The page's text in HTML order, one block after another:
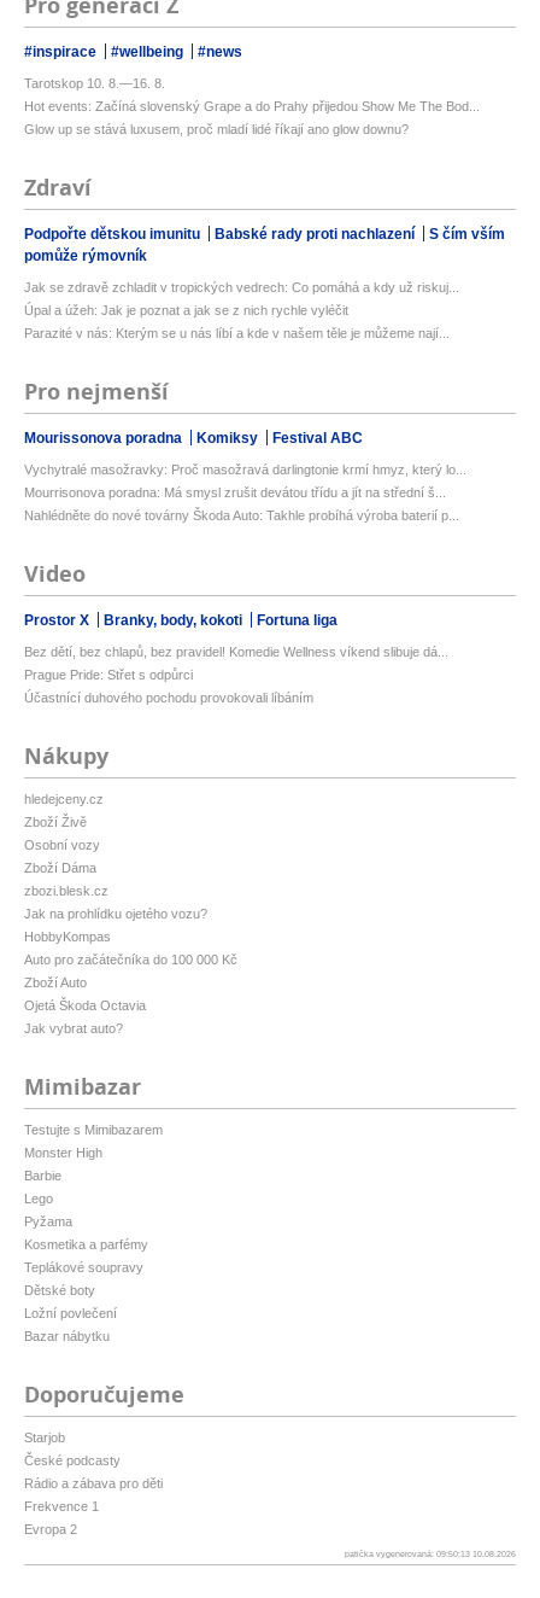
#inspirace #wellbeing #news
Tarotskop 10. 8.—16. 8.
Hot events: Začíná slovenský Grape a do Prahy přijedou Show Me The Bod...
Glow up se stává luxusem, proč mladí lidé říkají ano glow downu?
Zdraví
Podpořte dětskou imunitu Babské rady proti nachlazení
S čím vším
pomůže rýmovník
Jak se zdravě zchladit v tropických vedrech: Co pomáhá a kdy už riskuj...
Úpal a úžeh: Jak je poznat a jak se z nich rychle vyléčit
Parazité v nás: Kterým se u nás líbí a kde v našem těle je můžeme nají...
Pro nejmenší
Mourissonova poradna Komiksy Festival ABC
Vychytralé masožravky: Proč masožravá darlingtonie krmí hmyz, který lo...
Mourrisonova poradna: Má smysl zrušit devátou třídu a jít na střední š...
Nahlédněte do nové továrny Škoda Auto: Takhle probíhá výroba baterií p...
Video
Prostor X Branky, body, kokoti Fortuna liga
Bez dětí, bez chlapů, bez pravidel! Komedie Wellness víkend slibuje dá...
Prague Pride: Střet s odpůrci
Účastnící duhového pochodu provokovali líbáním
Nákupy
hledejceny.cz
Zboží Živě
Osobní vozy
Zboží Dáma
zbozi.blesk.cz
Jak na prohlídku ojetého vozu?
HobbyKompas
Auto pro začátečníka do 100 000 Kč
Zboží Auto
Ojetá Škoda Octavia
Jak vybrat auto?
Mimibazar
Testujte s Mimibazarem
Monster High
Barbie
Lego
Pyžama
Kosmetika a parfémy
Teplákové soupravy
Dětské boty
Ložní povlečení
Bazar nábytku
Doporučujeme
Starjob
České podcasty
Rádio a zábava pro děti
Frekvence 1
Evropa 2
patička vygenerovaná: 09:50:13 10.08.2026